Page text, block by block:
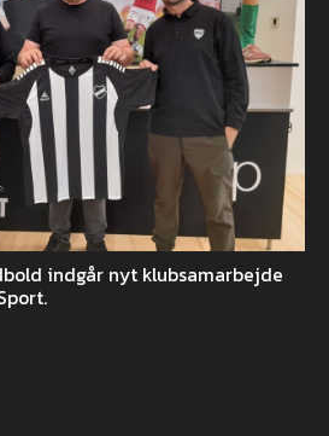
indgår nyt klubsamarbejde